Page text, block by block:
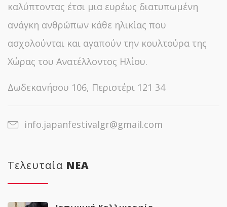
καλύπτοντας έτσι μια ευρέως διατυπωμένη
ανάγκη ανθρώπων κάθε ηλικίας που
ασχολούνται και αγαπούν την κουλτούρα της
Χώρας του Ανατέλλοντος Ηλίου.
Δωδεκανήσου 106, Περιστέρι 121 34
info.japanfestivalgr@gmail.com
Τελευταία NΕΑ